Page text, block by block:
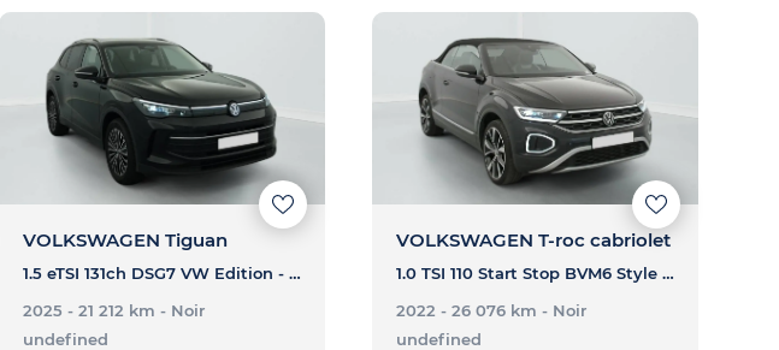
VOLKSWAGEN Tiguan
1.5 eTSI 131ch DSG7 VW Edition - TIGUAN 1.5 eTSI 131ch DSG7 VW Edition
2025 - 21 212 km - Noir
undefined
VOLKSWAGEN T-roc cabriolet
1.0 TSI 110 Start Stop BVM6 Style - T-ROC CABRIOLET 1.0 TSI 110 Start Stop BVM6 Style
2022 - 26 076 km- Noir
undefined